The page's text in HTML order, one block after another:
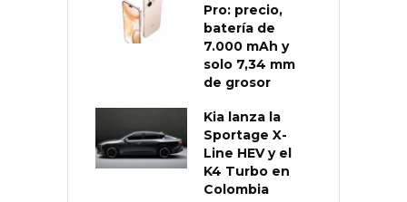
Pro: precio,
batería de
7.000 mAh y
solo 7,34 mm
de grosor
Kia lanza la
Sportage X-
Line HEV y el
K4 Turbo en
Colombia